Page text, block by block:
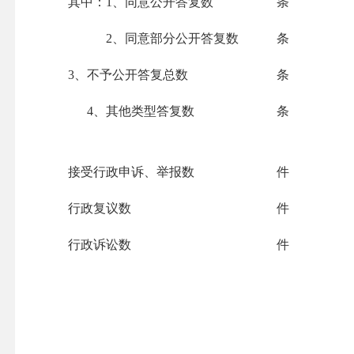
2、同意部分公开答复数 条
3 、不予公开答复总数 条
4 、其他类型答复数 条
接受行政申诉、举报数 件
行政复议数 件
行政诉讼数 件